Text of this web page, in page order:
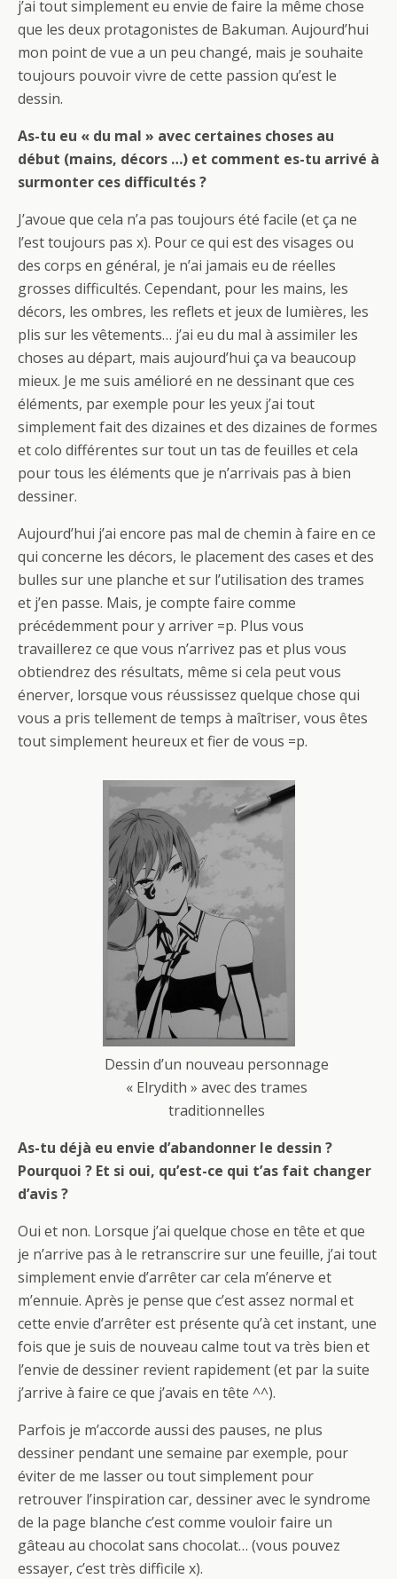
j’ai tout simplement eu envie de faire la même chose
que les deux protagonistes de Bakuman. Aujourd’hui
mon point de vue a un peu changé, mais je souhaite
toujours pouvoir vivre de cette passion qu’est le
dessin.
As-tu eu « du mal » avec certaines choses au
début (mains, décors …) et comment es-tu arrivé à
surmonter ces difficultés ?
J’avoue que cela n’a pas toujours été facile (et ça ne
l’est toujours pas x). Pour ce qui est des visages ou
des corps en général, je n’ai jamais eu de réelles
grosses difficultés. Cependant, pour les mains, les
décors, les ombres, les reflets et jeux de lumières, les
plis sur les vêtements… j’ai eu du mal à assimiler les
choses au départ, mais aujourd’hui ça va beaucoup
mieux. Je me suis amélioré en ne dessinant que ces
éléments, par exemple pour les yeux j’ai tout
simplement fait des dizaines et des dizaines de formes
et colo différentes sur tout un tas de feuilles et cela
pour tous les éléments que je n’arrivais pas à bien
dessiner.
Aujourd’hui j’ai encore pas mal de chemin à faire en ce
qui concerne les décors, le placement des cases et des
bulles sur une planche et sur l’utilisation des trames
et j’en passe. Mais, je compte faire comme
précédemment pour y arriver =p. Plus vous
travaillerez ce que vous n’arrivez pas et plus vous
obtiendrez des résultats, même si cela peut vous
énerver, lorsque vous réussissez quelque chose qui
vous a pris tellement de temps à maîtriser, vous êtes
tout simplement heureux et fier de vous =p.
Dessin d’un nouveau personnage
« Elrydith » avec des trames
traditionnelles
As-tu déjà eu envie d’abandonner le dessin ?
Pourquoi ? Et si oui, qu’est-ce qui t’as fait changer
d’avis ?
Oui et non. Lorsque j’ai quelque chose en tête et que
je n’arrive pas à le retranscrire sur une feuille, j’ai tout
simplement envie d’arrêter car cela m’énerve et
m’ennuie. Après je pense que c’est assez normal et
cette envie d’arrêter est présente qu’à cet instant, une
fois que je suis de nouveau calme tout va très bien et
l’envie de dessiner revient rapidement (et par la suite
j’arrive à faire ce que j’avais en tête ^^).
Parfois je m’accorde aussi des pauses, ne plus
dessiner pendant une semaine par exemple, pour
éviter de me lasser ou tout simplement pour
retrouver l’inspiration car, dessiner avec le syndrome
de la page blanche c’est comme vouloir faire un
gâteau au chocolat sans chocolat… (vous pouvez
essayer, c’est très difficile x).